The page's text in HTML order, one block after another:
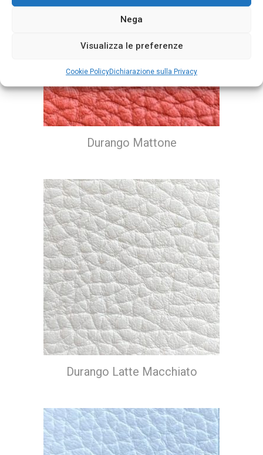
Nega
Visualizza le preferenze
Cookie PolicyDichiarazione sulla Privacy
Durango Mattone
Durango Latte Macchiato